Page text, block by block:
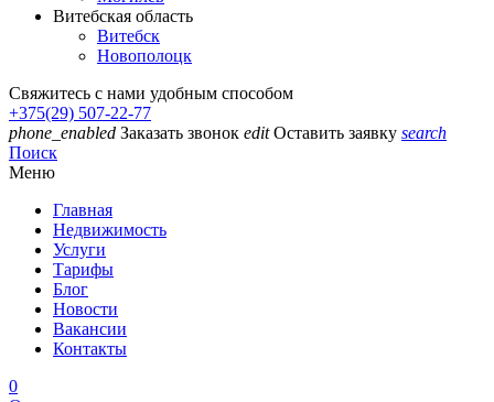
Витебская область
Витебск
Новополоцк
Свяжитесь с нами удобным способом
+375(29) 507-22-77
phone_enabled Заказать звонок edit Оставить заявку search
Поиск
Меню
Главная
Недвижимость
Услуги
Тарифы
Блог
Новости
Вакансии
Контакты
0